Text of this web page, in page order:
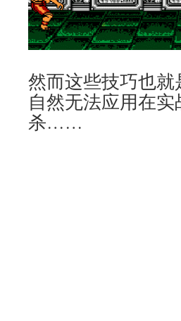
然而这些技巧也
自然无法应用在
杀……